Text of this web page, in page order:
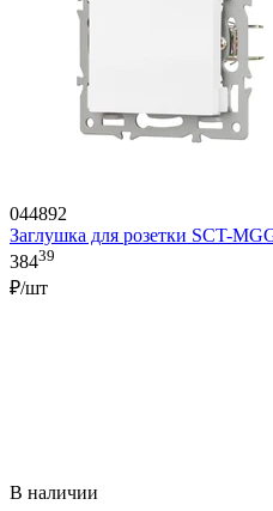
044892
Заглушка для розетки SCT-
38439
₽/шт
В наличии